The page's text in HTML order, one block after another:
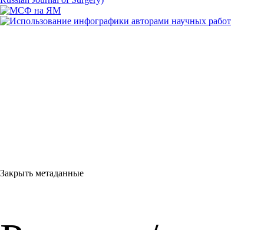
Закрыть метаданные